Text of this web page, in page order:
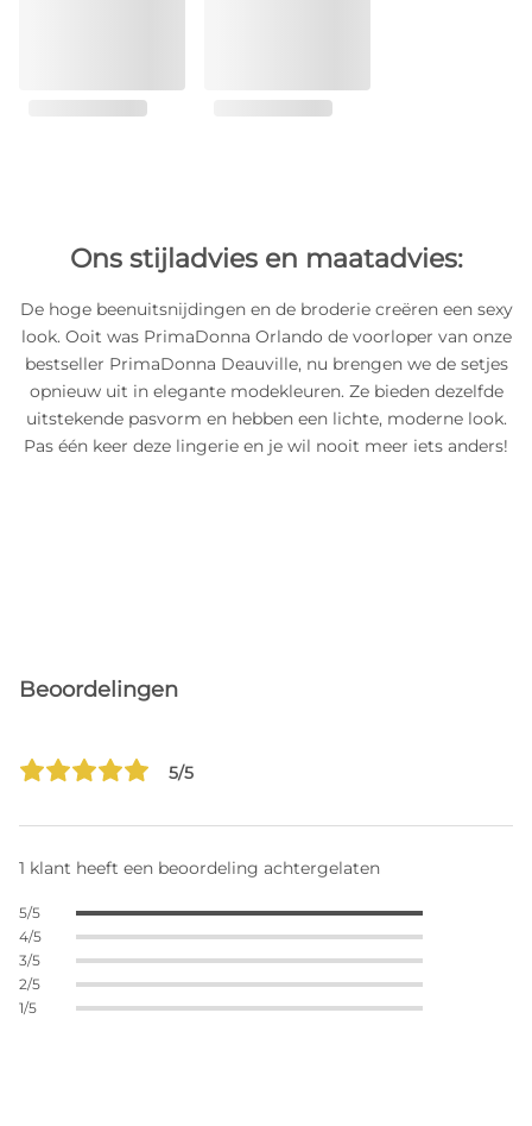
Ons stijladvies en maatadvies:
De hoge beenuitsnijdingen en de broderie creëren een sexy
look. Ooit was PrimaDonna Orlando de voorloper van onze
bestseller PrimaDonna Deauville, nu brengen we de setjes
opnieuw uit in elegante modekleuren. Ze bieden dezelfde
uitstekende pasvorm en hebben een lichte, moderne look.
Pas één keer deze lingerie en je wil nooit meer iets anders!
Beoordelingen
5/5
1 klant heeft een beoordeling achtergelaten
5/5
4/5
3/5
2/5
1/5